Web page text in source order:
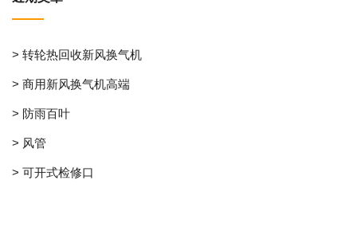
> 转轮热回收新风换气机
> 商用新风换气机高端
> 防雨百叶
> 风管
> 可开式检修口